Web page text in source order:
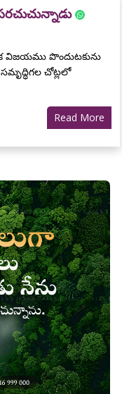
విజయము పొందుటకును
చోట్లలో
Read More